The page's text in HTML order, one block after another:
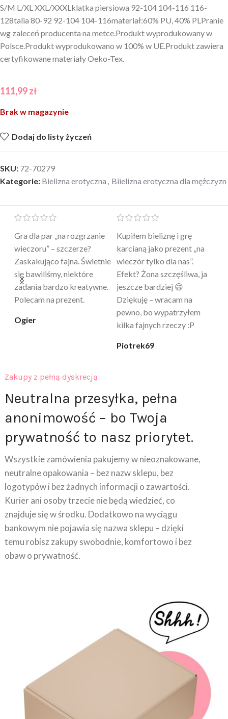
S/M L/XL XXL/XXXLklatka piersiowa 92-104 104-116 116-
128talia 80-92 92-104 104-116materiał:60% PU, 40% PLPranie
wg zaleceń producenta na metce.Produkt wyprodukowany w
Polsce.Produkt wyprodukowano w 100% w UE.Produkt zawiera
certyfikowane materiały Oeko-Tex.
111,99zł
Brak w magazynie
Dodaj do listy życzeń
SKU: 72-70279
Kategorie: Bielizna erotyczna , Biielizna erotyczna dla mężczyzn
Mini masażer jest…
genialny. Cichy, poręczny,
skuteczny. Myślałam, że to
tylko „zabawka”, a tu
proszę – uzależnia 😅
cicha_niespodzianka
Ten żel intymny to był
strzał w 10 – nie tylko
poprawia komfort, ale też
daje przyjemne uczucie
ciepła. Nie uczula, bez
zapachu. Kupuję już 3 raz i
na pewno nie raz kupie
klaudia_xx
Neutralna przesyłka, pełna
anonimowość – bo Twoja
prywatność to nasz priorytet.
Wszystkie zamówienia pakujemy w nieoznakowane,
neutralne opakowania – bez nazw sklepu, bez
logotypów i bez żadnych informacji o zawartości.
Kurier ani osoby trzecie nie będą wiedzieć, co
znajduje się w środku. Dodatkowo na wyciągu
bankowym nie pojawia się nazwa sklepu – dzięki
temu robisz zakupy swobodnie, komfortowo i bez
obaw o prywatność.